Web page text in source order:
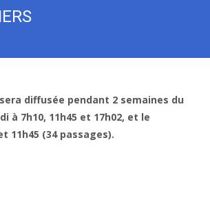
diffusée pendant 2 semaines du
à 7h10, 11h45 et 17h02, et le
11h45 (34 passages).